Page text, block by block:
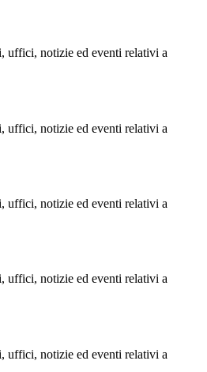
uffici, notizie ed eventi relativi a
uffici, notizie ed eventi relativi a
uffici, notizie ed eventi relativi a
uffici, notizie ed eventi relativi a
uffici, notizie ed eventi relativi a